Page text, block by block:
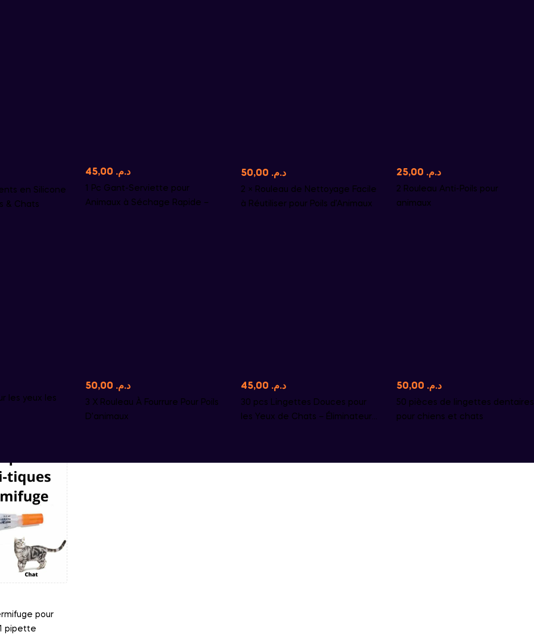
en Silicone
& Chats
د.م.
1 Pc Gant-Serviette pour
Animaux à Séchage Rapide –
د.م.
2 × Rouleau de Nettoyage Facile
à Réutiliser pour Poils d’Animaux
د.م.
2 Rouleau Anti-Poils pour
animaux
yeux les
د.م.
3 X Rouleau À Fourrure Pour Poils
D’animaux
د.م.
30 pcs Lingettes Douces pour
les Yeux de Chats – Éliminateur
د.م.
50 pièces de lingettes dentaires
pour chiens et chats
pour
pipette